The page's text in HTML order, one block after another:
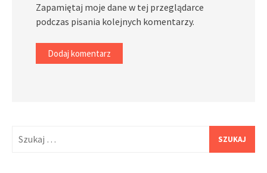
Zapamiętaj moje dane w tej przeglądarce
podczas pisania kolejnych komentarzy.